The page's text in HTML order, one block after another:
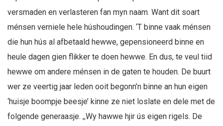
versmaden en verlasteren fan myn naam. Want dit soart
ménsen verniele hele húshoudingen. ‘T binne vaak ménsen
die hun hús al afbetaald hewwe, gepensioneerd binne en
heule dagen gien flikker te doen hewwe. En dus, te veul tiid
hewwe om andere ménsen in de gaten te houden. De buurt
wer ze veertig jaar leden ooit begonn’n binne an hun eigen
‘huisje boompje beesje’ kinne ze niet loslate en dele met de
folgende generaasje. ,,Wy hawwe hjir ús eigen rigels. De